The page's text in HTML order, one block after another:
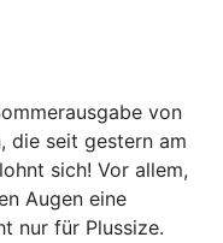
von
die seit gestern am
sich! Vor allem,
Augen eine
nur für Plussize.